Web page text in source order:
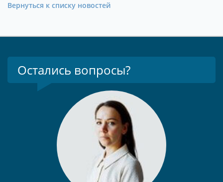
Вернуться к списку новостей
Остались вопросы?